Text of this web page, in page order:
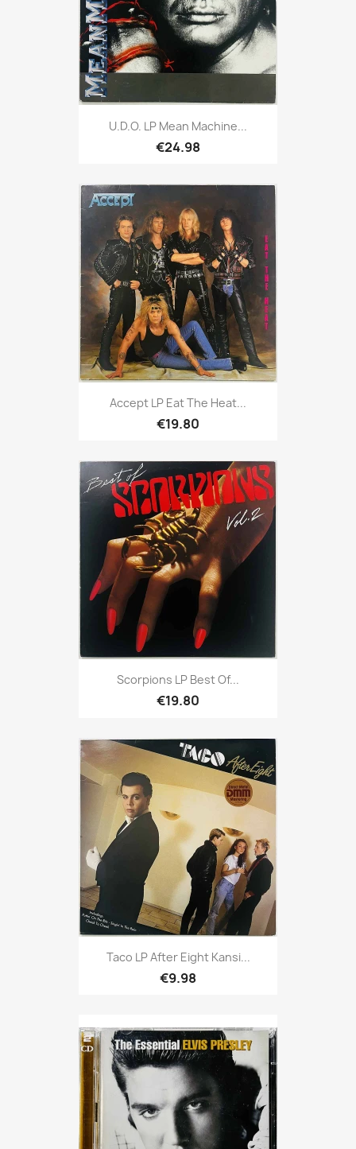
U.D.O. LP Mean Machine...
€24.98
Accept LP Eat The Heat...
€19.80
Scorpions LP Best Of...
€19.80
Taco LP After Eight Kansi...
€9.98